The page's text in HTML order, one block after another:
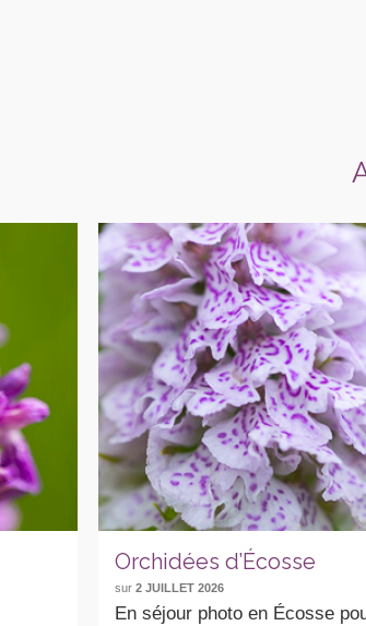
Orchidées d’Écosse
sur2 JUILLET 2026
En séjour photo en Écosse